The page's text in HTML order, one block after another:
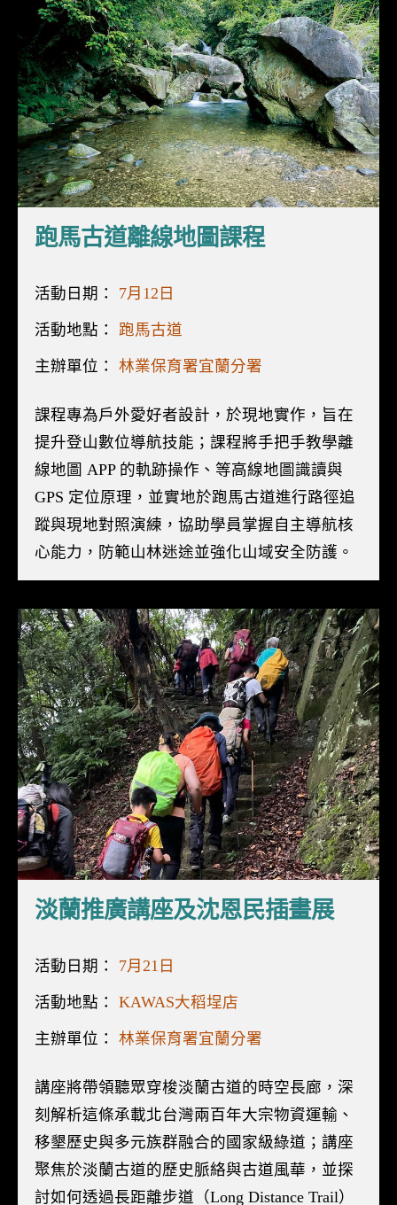
跑馬古道離線地圖課程
活動日期： 7月12日
活動地點：跑馬古道
主辦單位：林業保育署宜蘭分署
課程專為戶外愛好者設計，於現地實作，旨在
提升登山數位導航技能；課程將手把手教學離
線地圖 APP 的軌跡操作、等高線地圖識讀與
GPS 定位原理，並實地於跑馬古道進行路徑追
蹤與現地對照演練，協助學員掌握自主導航核
心能力，防範山林迷途並強化山域安全防護。
淡蘭推廣講座及沈恩民插畫展
活動日期： 7月21日
活動地點：KAWAS大稻埕店
主辦單位：林業保育署宜蘭分署
講座將帶領聽眾穿梭淡蘭古道的時空長廊，深
刻解析這條承載北台灣兩百年大宗物資運輸、
移墾歷史與多元族群融合的國家級綠道；講座
聚焦於淡蘭古道的歷史脈絡與古道風華，並探
討如何透過長距離步道（Long Distance Trail）